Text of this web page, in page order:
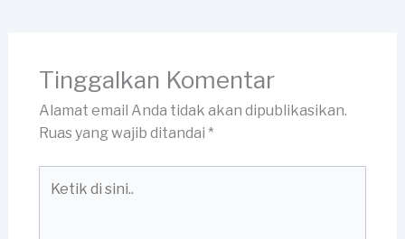
Tinggalkan Komentar
Alamat email Anda tidak akan dipublikasikan.
Ruas yang wajib ditandai *